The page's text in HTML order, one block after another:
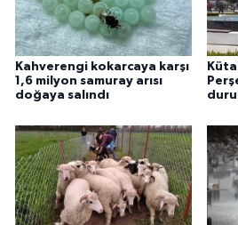
Kahverengi kokarcaya karşı
1,6 milyon samuray arısı
doğaya salındı